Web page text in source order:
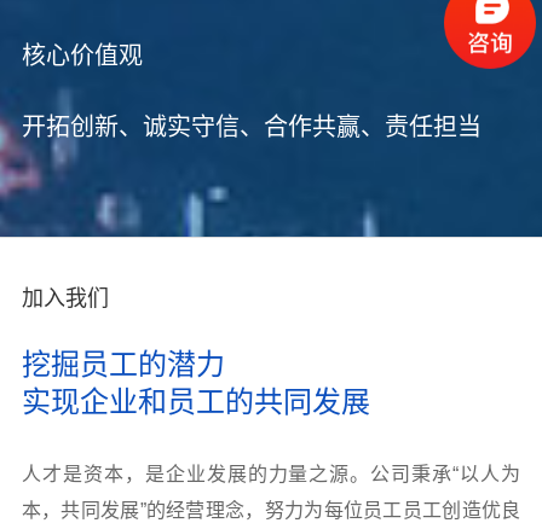
核心价值观
开拓创新、诚实守信、合作共赢、责任担当
加入我们
挖掘员工的潜力
实现企业和员工的共同发展
人才是资本，是企业发展的力量之源。公司秉承“以人为
本，共同发展”的经营理念，努力为每位员工员工创造优良